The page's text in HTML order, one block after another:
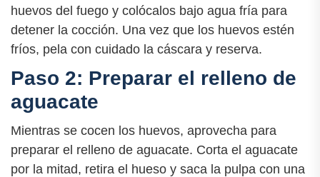
huevos del fuego y colócalos bajo agua fría para
detener la cocción. Una vez que los huevos estén
fríos, pela con cuidado la cáscara y reserva.
Paso 2: Preparar el relleno de
aguacate
Mientras se cocen los huevos, aprovecha para
preparar el relleno de aguacate. Corta el aguacate
por la mitad, retira el hueso y saca la pulpa con una